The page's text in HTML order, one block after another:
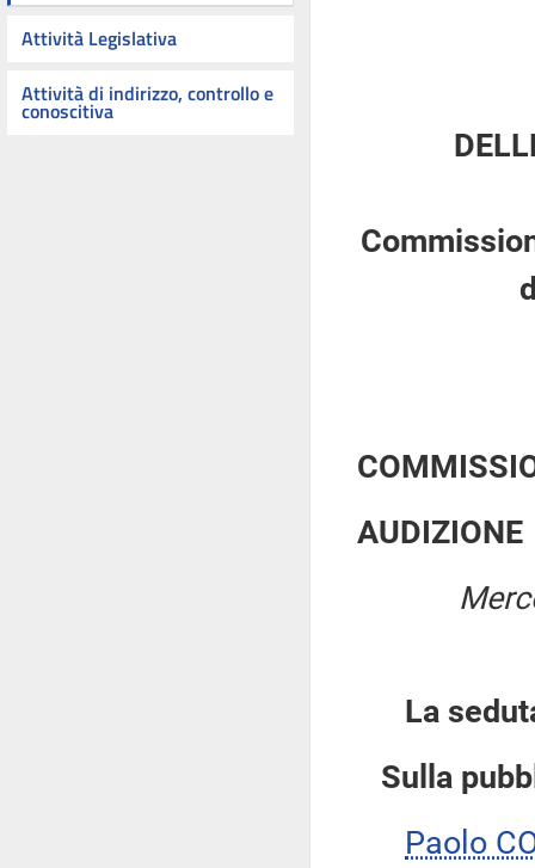
Attività Legislativa
Attività di indirizzo, controllo e
conoscitiva
AUDIZIONE
La
Sulla
Paolo